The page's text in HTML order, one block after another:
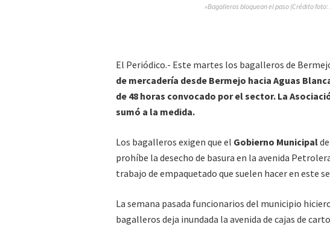
»Bagalleros bloquean el paso (Crédito
El Periódico.- Este martes los bagalleros de
de mercadería desde Bermejo hacia Aguas
de 48 horas convocado por el sector. La
sumó a la medida.
Los bagalleros exigen que el Gobierno Municipal
prohíbe la desecho de basura en la avenida
trabajo de empaquetado que suelen hacer en este
La semana pasada funcionarios del municipio
bagalleros deja inundada la avenida de cajas de